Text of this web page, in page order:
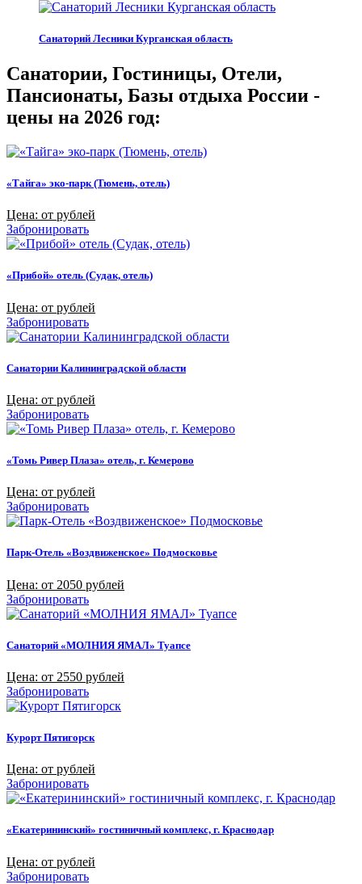
Санаторий Лесники Курганская область
Санатории, Гостиницы, Отели,
Пансионаты, Базы отдыха России -
цены на 2026 год:
«Тайга» эко-парк (Тюмень, отель)
Цена: от рублей
Забронировать
«Прибой» отель (Судак, отель)
Цена: от рублей
Забронировать
Санатории Калининградской области
Цена: от рублей
Забронировать
«Томь Ривер Плаза» отель, г. Кемерово
Цена: от рублей
Забронировать
Парк-Отель «Воздвиженское» Подмосковье
Цена: от 2050 рублей
Забронировать
Санаторий «МОЛНИЯ ЯМАЛ» Туапсе
Цена: от 2550 рублей
Забронировать
Курорт Пятигорск
Цена: от рублей
Забронировать
«Екатерининский» гостиничный комплекс, г. Краснодар
Цена: от рублей
Забронировать